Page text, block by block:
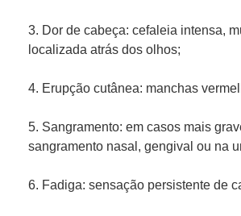
3. Dor de cabeça: cefaleia intensa,
localizada atrás dos olhos;
4. Erupção cutânea: manchas
5. Sangramento: em casos mais
sangramento nasal, gengival ou na
6. Fadiga: sensação persistente de